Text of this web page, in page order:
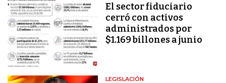
El sector fiduciario
cerró con activos
administrados por
$1.169 billones a junio
LEGISLACIÓN